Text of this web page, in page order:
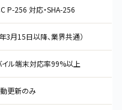
P-256 対応・SHA-256
3月15日以降、業界共通）
イル端末対応率99%以上
更新のみ